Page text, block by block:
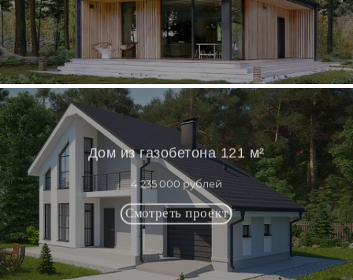
Дом из газобетона 121 м²
4 235 000 рублей